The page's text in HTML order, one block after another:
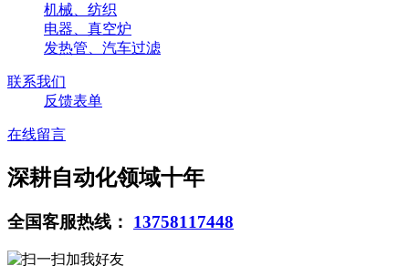
机械、纺织
电器、真空炉
发热管、汽车过滤
联系我们
反馈表单
在线留言
深耕自动化领域十年
全国客服热线： 13758117448